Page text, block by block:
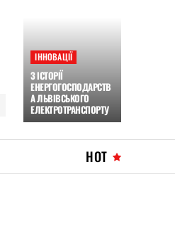
ІННОВАЦІЇ
З ІСТОРІЇ
ЕНЕРГОГОСПОДАРСТВ
А ЛЬВІВСЬКОГО
ЕЛЕКТРОТРАНСПОРТУ
HOT